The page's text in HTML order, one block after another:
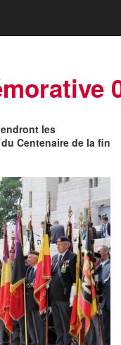
les
Centenaire de la fin